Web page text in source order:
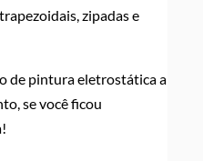
zipadas e
de pintura eletrostática a
se você ficou